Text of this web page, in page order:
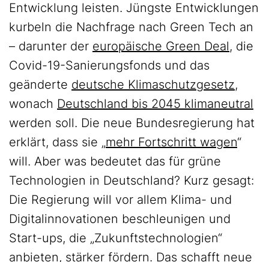
Entwicklung leisten. Jüngste Entwicklungen
kurbeln die Nachfrage nach Green Tech an
– darunter der europäische Green Deal, die
Covid-19-Sanierungsfonds und das
geänderte deutsche Klimaschutzgesetz,
wonach Deutschland bis 2045 klimaneutral
werden soll. Die neue Bundesregierung hat
erklärt, dass sie „mehr Fortschritt wagen“
will. Aber was bedeutet das für grüne
Technologien in Deutschland? Kurz gesagt:
Die Regierung will vor allem Klima- und
Digitalinnovationen beschleunigen und
Start-ups, die „Zukunftstechnologien“
anbieten, stärker fördern. Das schafft neue